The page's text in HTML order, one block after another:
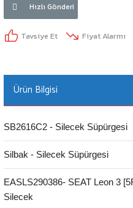
Hızlı Gönderi
Tavsiye Et Fiyat Alarmı
Ürün Bilgisi
SB2616C2 - Silecek Süpürgesi
Silbak - Silecek Süpürgesi
EASLS290386- SEAT Leon 3
Silecek